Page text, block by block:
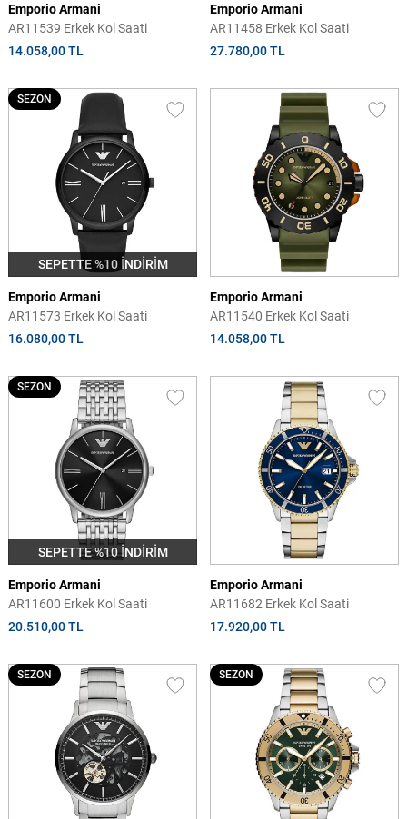
Emporio Armani
AR11539 Erkek Kol Saati
14.058,00 TL
Emporio Armani
AR11458 Erkek Kol Saati
27.780,00 TL
SEPETTE %10 İNDİRİM
SEZON
Emporio Armani
AR11573 Erkek Kol Saati
16.080,00 TL
Emporio Armani
AR11540 Erkek Kol Saati
14.058,00 TL
SEPETTE %10 İNDİRİM
SEZON
Emporio Armani
AR11600 Erkek Kol Saati
20.510,00 TL
Emporio Armani
AR11682 Erkek Kol Saati
17.920,00 TL
SEZON SEZON